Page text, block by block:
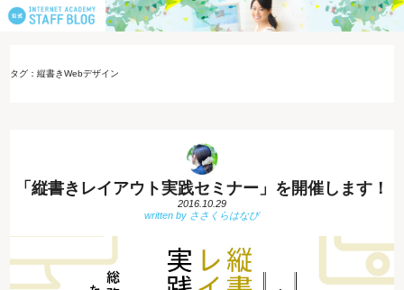
タグ：縦書きWebデザイン
「縦書きレイアウト実践セミナー」を開催します！
2016.10.29